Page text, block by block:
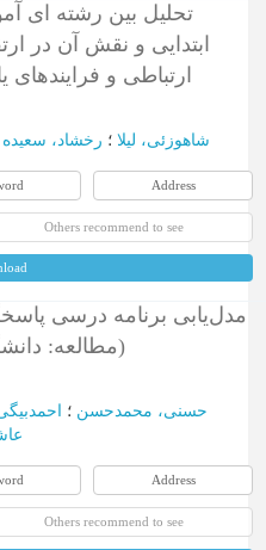
تحلیل بین رشته ای
ابتدایی و نقش آن در
ارتباطی و
شاهوزئی، لیلا ؛ رخشاد، سعیده
Address
Others recommend to see
مدل‌یابی برنامه درسی
مطالعه: دانشگاه‌های جامع سطح اول ایران)
حسنی، محمدحسن ؛
Address
Others recommend to see